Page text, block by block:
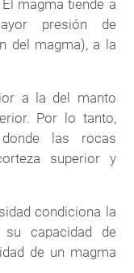
El magma tiende a
presión de
del magma), a la
a la del manto
Por lo tanto,
las rocas
superior y
condiciona la
capacidad de
de un magma